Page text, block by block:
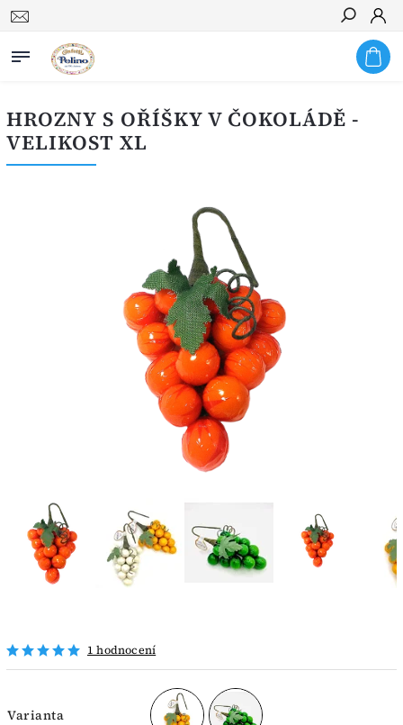
Hledat
HROZNY S OŘÍŠKY V ČOKOLÁDĚ -
VELIKOST XL
1 hodnocení
Varianta